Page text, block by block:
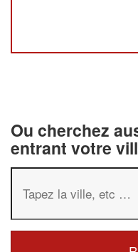
Ou cherchez
entrant votre